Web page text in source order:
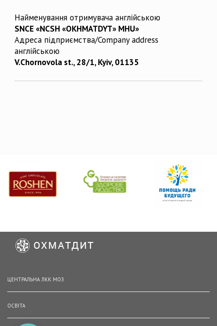
Найменування отримувача англійською
SNCE «NCSH «OKHMATDYT» MHU»
Адреса підприємства/Company address
англійською
V.Chornovola st., 28/1, Kyiv, 01135
ЦЕНТРАЛЬНА ЛКК МОЗ
ОСВІТА